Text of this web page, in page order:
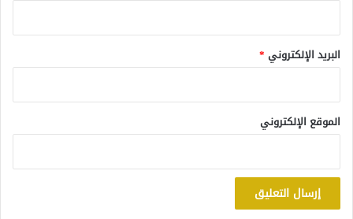
البريد الإلكتروني *
الموقع الإلكتروني